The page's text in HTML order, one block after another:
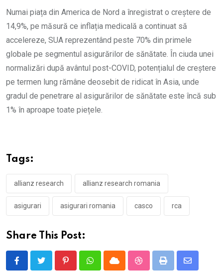
Numai piața din America de Nord a înregistrat o creștere de
14,9%, pe măsură ce inflația medicală a continuat să
accelereze, SUA reprezentând peste 70% din primele
globale pe segmentul asigurărilor de sănătate. În ciuda unei
normalizări după avântul post-COVID, potențialul de creștere
pe termen lung rămâne deosebit de ridicat în Asia, unde
gradul de penetrare al asigurărilor de sănătate este încă sub
1% în aproape toate piețele.
Tags:
allianz research allianz research romania
asigurari asigurari romania casco rca
Share This Post:
PinterestWhatsappCloud StumbleUpon
Print
Share